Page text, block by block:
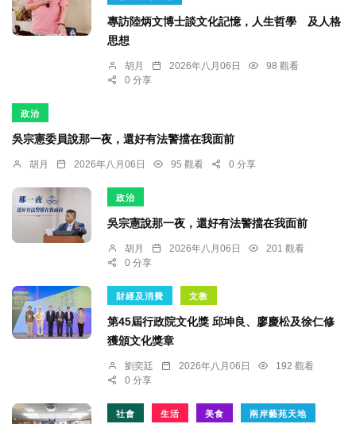
專訪陸炳文博士談文化記憶，人生哲學 及人格
思想
胡月 2026年八月06日
98 觀看
0 分享
政治
吳宗憲委員說那一夜，還好有法警擋在我面前
胡月 2026年八月06日 95 觀看 0 分享
政治
吳宗憲說那一夜，還好有法警擋在我面前
胡月 2026年八月06日
201 觀看
0 分享
財經及消費 文教
第45屆行政院文化獎 邱坤良、廖慶松及徐仁修
獲頒文化獎章
劉奕廷 2026年八月06日
192 觀看
0 分享
社會 生活 美食 兩岸藝苑天地